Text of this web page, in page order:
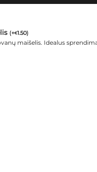
(+€1.50)
maišelis. Idealus